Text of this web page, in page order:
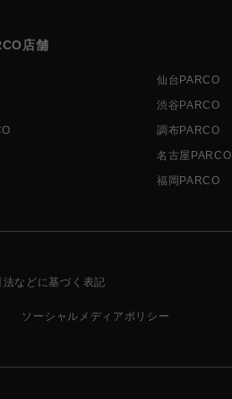
店舗
仙台PARCO
渋谷PARCO
調布PARCO
名古屋PARCO
福岡PARCO
などに基づく表記
ソーシャルメディアポリシー